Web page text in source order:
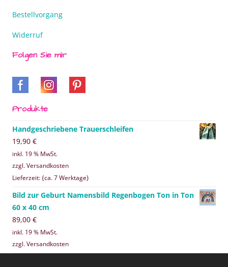
Bestellvorgang
Widerruf
Folgen Sie mir
Produkte
Handgeschriebene Trauerschleifen
19,90 €
inkl. 19 % MwSt.
zzgl. Versandkosten
Lieferzeit: {ca. 7 Werktage}
Bild zur Geburt Namensbild Regenbogen Ton in Ton
60 x 40 cm
89,00 €
inkl. 19 % MwSt.
zzgl. Versandkosten